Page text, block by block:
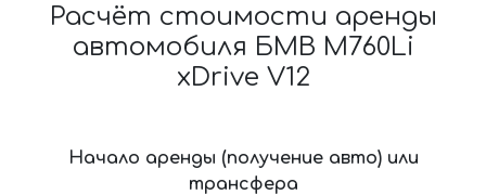
Расчёт стоимости аренды
автомобиля БМВ M760Li
xDrive V12
Начало аренды (получение авто) или
трансфера